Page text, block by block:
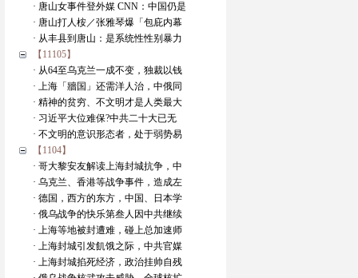
· 唐山女事件登外媒 CNN：中国仍是
· 唐山打人桉／张雅琴爆「包庇内幕
· 从丰县到唐山：是系统性性别暴力
【11105】
· 从64至乌克兰一成不变，独裁以钱
· 上海「牆国」还需洋人治，中俄同
· 精神的贫穷、不文明才是人类最大
· 习近平大位难保?中共二十大已无
· 不文明的意识形态者，处于弱势易
【1104】
· 哥大黎安友解读上海封城抗争，中
· 乌克兰、香港等战争事件，造成左
· 德国，西方的东方，中国、日本学
· 俄乌战争的快乐第叁人因中共继续
· 上海等地被封遭难，碰上总加速师
· 上海封城引发飢饿之际，中共官媒
· 上海封城掐死经济，政治挂帅自残